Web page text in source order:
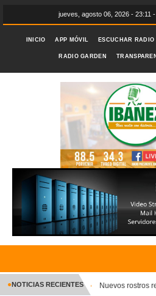
jueves, agosto 06, 2026 - 23:11
INICIO APP MÓVIL ESCUCHAR RADIO
RADIO GARDEN
INICIO
●NOTICIAS RECIENTES Nuevos rostros